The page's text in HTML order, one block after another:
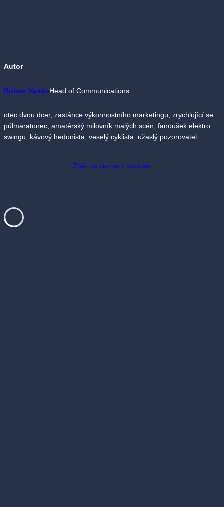
Autor
Ruben VančoHead of Communications
otec dvou dcer, zastánce výkonnostního marketingu, zrychlující se
půlmaratonec, amatérský milovník malých scén, fanoušek elektro
swingu, kávový hedonista, veselý cyklista, užaslý pozorovatel…
Zpět na seznam novinek